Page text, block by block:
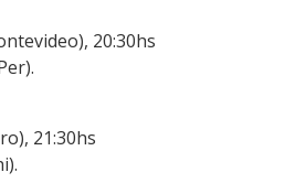
20:30hs
21:30hs